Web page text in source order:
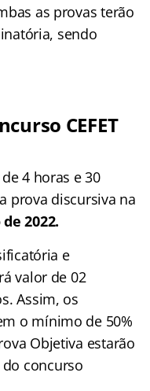
as provas terão
sendo
CEFET
4 horas e 30
prova discursiva na
2022.
e
valor de 02
Assim, os
o mínimo de 50%
Objetiva estarão
concurso